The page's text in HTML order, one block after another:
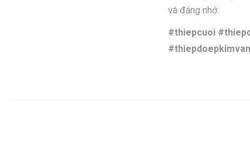
và đáng nhớ.
#thiepcuoi